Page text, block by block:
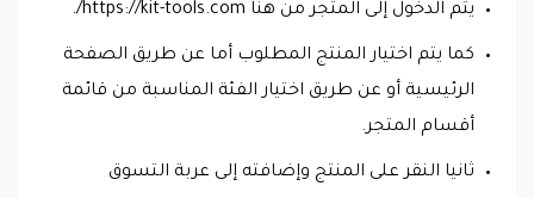
يتم الدخول إلى المتجر من هنا https://kit-tools.com/.
كما يتم اختيار المنتج المطلوب أما عن طريق الصفحة
الرئيسية أو عن طريق اختيار الفئة المناسبة من قائمة
أقسام المتجر.
ثانيا النقر على المنتج وإضافته إلى عربة التسوق